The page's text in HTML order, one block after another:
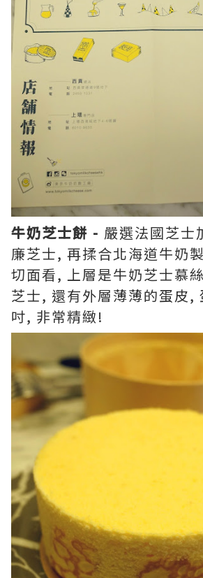
牛奶芝士餅 - 嚴選法國芝士
廉芝士, 再揉合北海道牛奶
切面看, 上層是牛奶芝士慕
芝士, 還有外層薄薄的蛋皮,
吋, 非常精緻!